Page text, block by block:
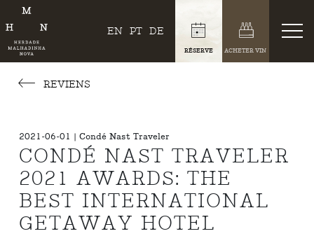
EN PT DE
RÉSERVE ACHETER VIN
REVIENS
2021-06-01 | Condé Nast Traveler
CONDÉ NAST TRAVELER
2021 AWARDS: THE
BEST INTERNATIONAL
GETAWAY HOTEL